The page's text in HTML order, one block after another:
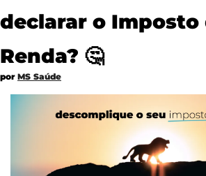
declarar o Imposto
Renda? 🤔
por MS Saúde